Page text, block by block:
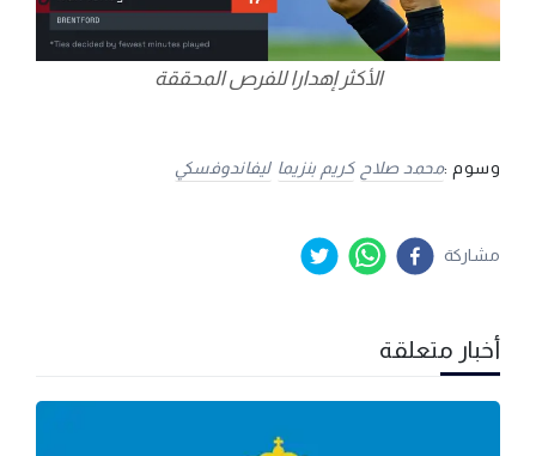
الأكثر إهدارا للفرص المحققة
وسوم :محمد صلاح كريم بنزيما ليفاندوفسكي
مشاركة
أخبار متعلقة